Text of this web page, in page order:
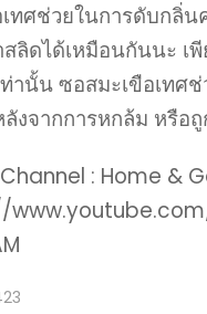
ทศช่วยในการดับกลิ่น
ลิดได้เหมือนกันนะ เ
านั้น ซอสมะเขือเทศช่
ลังจากการหกล้ม หรือ
: Home &